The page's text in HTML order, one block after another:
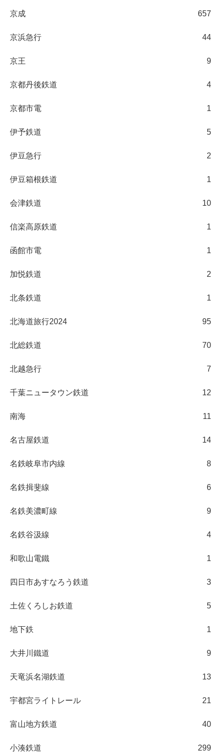
京成 657
京浜急行 44
京王 9
京都丹後鉄道 4
京都市電 1
伊予鉄道 5
伊豆急行 2
伊豆箱根鉄道 1
会津鉄道 10
信楽高原鉄道 1
函館市電 1
加悦鉄道 2
北条鉄道 1
北海道旅行2024 95
北総鉄道 70
北越急行 7
千葉ニュータウン鉄道 12
南海 11
名古屋鉄道 14
名鉄岐阜市内線 8
名鉄揖斐線 6
名鉄美濃町線 9
名鉄谷汲線 4
和歌山電鐵 1
四日市あすなろう鉄道 3
土佐くろしお鉄道 5
地下鉄 1
大井川鐵道 9
天竜浜名湖鉄道 13
宇都宮ライトレール 21
富山地方鉄道 40
小湊鉄道 299